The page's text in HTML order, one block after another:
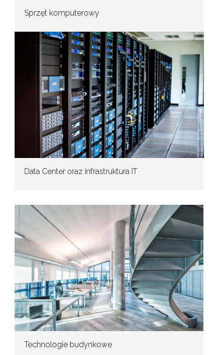
Sprzęt komputerowy
Data Center oraz infrastruktura IT
Technologie budynkowe